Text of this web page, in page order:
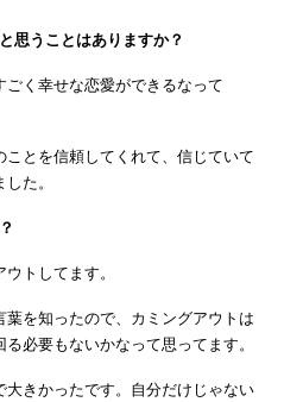
思うことはありますか？
く幸せな恋愛ができるなって
とを信頼してくれて、信じていて
た。
トしてます。
を知ったので、カミングアウトは
必要もないかなって思ってます。
きかったです。自分だけじゃない